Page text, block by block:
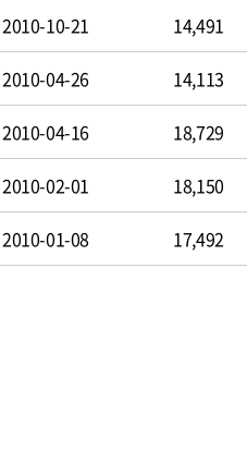
2010-10-21 14,491
2010-04-26 14,113
2010-04-16 18,729
2010-02-01 18,150
2010-01-08 17,492